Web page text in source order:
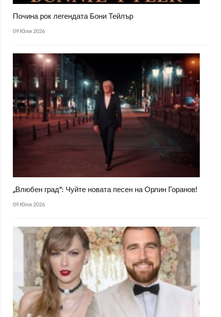
Почина рок легендата Бони Тейлър
09 Юли 2026
„Влюбен град“: Чуйте новата песен на Орлин Горанов!
09 Юли 2026